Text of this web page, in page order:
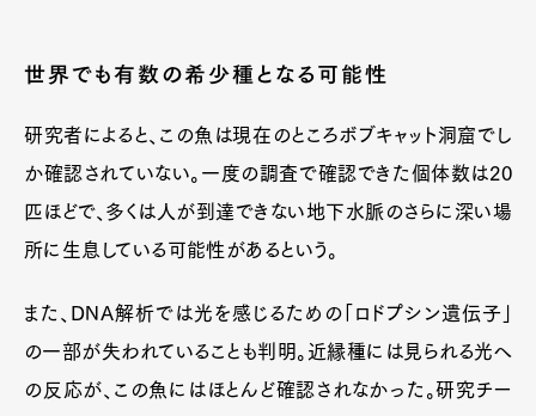
世界でも有数の希少種となる可能性
研究者によると、この魚は現在のところボブキャット洞窟でし
か確認されていない。一度の調査で確認できた個体数は20
匹ほどで、多くは人が到達できない地下水脈のさらに深い場
所に生息している可能性があるという。
また、DNA解析では光を感じるための「ロドプシン遺伝子」
の一部が失われていることも判明。近縁種には見られる光へ
の反応が、この魚にはほとんど確認されなかった。研究チー